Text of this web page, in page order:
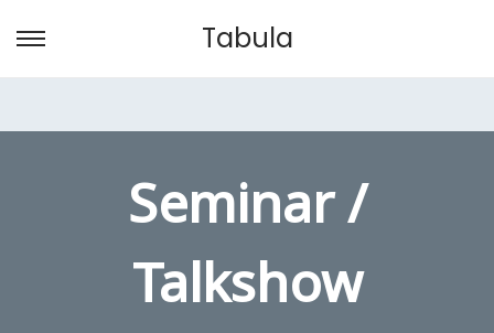
S
k
a
v
S
k
o
n
Tabula
Seminar /
Talkshow